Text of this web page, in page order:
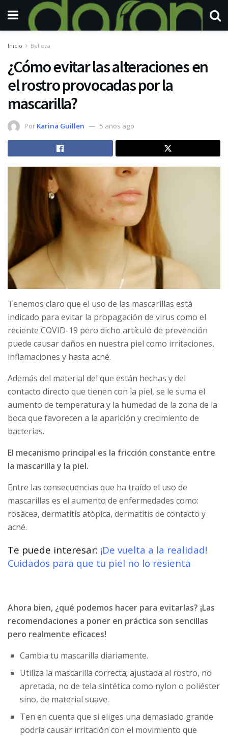
Inicio Belleza
¿Cómo evitar las alteraciones en
el rostro provocadas por la
mascarilla?
Por Karina Guillen 5 años ago
Tenemos claro que el uso de las mascarillas está
indicado para evitar la propagación de virus como el
reciente COVID-19 pero dicho artículo de prevención
puede causar daños en nuestra piel como irritaciones,
inflamaciones y hasta acné.
Además del material del que están hechas y del
contacto directo que tienen con la piel, se le suma el
aumento de temperatura y la humedad de la zona de la
boca que favorecen a la aparición y crecimiento de
bacterias.
El mecanismo principal es la fricción constante entre
la mascarilla y la piel.
Entre las consecuencias que ha traído el uso de
mascarillas es el aumento de enfermedades como:
rosácea, dermatitis atópica, dermatitis de contacto y
acné.
Te puede interesar: ¡De vuelta a la realidad!
Cuidados para que tu piel no lo resienta
Ahora bien, ¿qué podemos hacer para evitarlas? ¡Las
recomendaciones a poner en práctica son sencillas
pero realmente eficaces!
Cambia tu mascarilla diariamente.
Utiliza la mascarilla correcta; ajustada al rostro, no
apretada, no de tela sintética como nylon o poliéster
sino, de material suave.
Ten en cuenta que si eliges una demasiado grande
podría causar irritación con el movimiento que